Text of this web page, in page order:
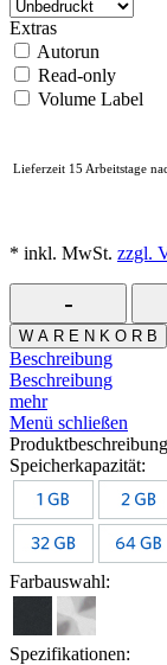
Extras
Autorun
Read-only
Volume Label
Lieferzeit 15 Arbeitstage
* inkl. MwSt. zzgl.
W A R E N K O R B
Beschreibung
Beschreibung
mehr
Menü schließen
Speicherkapazität:
Farbauswahl:
Spezifikationen: